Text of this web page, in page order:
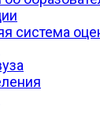
система